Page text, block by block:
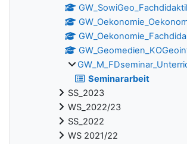
Seminararbeit
SS_2023
WS_2022/23
SS_2022
WS 2021/22